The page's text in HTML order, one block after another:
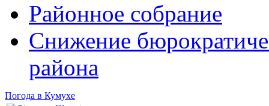
Районное собрание
Снижение
района
Погода в Кумухе